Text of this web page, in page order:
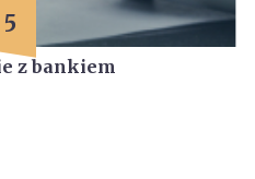
5
z bankiem